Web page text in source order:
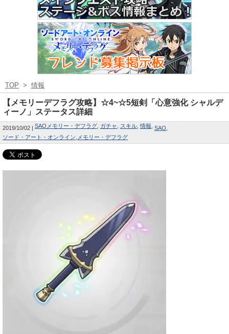
TOP > 情報
【メモリーデフラグ攻略】☆4~☆5短剣「心意強化 シャルデ
ィーノ」ステータス詳細
2019/10/02 SAOメモリー・デフラグ ガチャ スキル 情報 SAO
ソード・アート・オンライン メモリー・デフラグ